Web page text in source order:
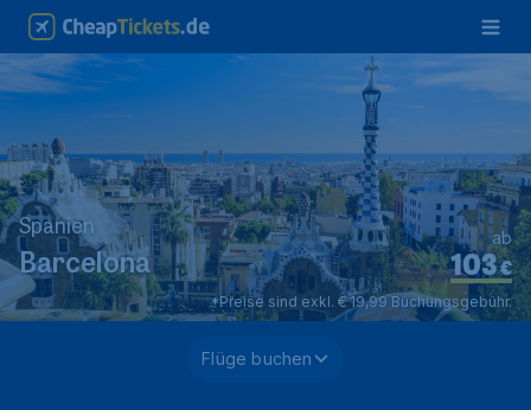
Spanien
Barcelona €
103
ab
*Preise sind exkl. € 19,99 Buchungsgebühr.
Flüge buchen